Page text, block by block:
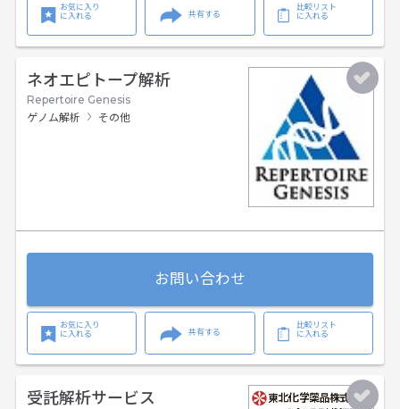
お気に入り
に入れる
共有する
比較リスト
に入れる
ネオエピトープ解析
Repertoire Genesis
ゲノム解析
その他
お問い合わせ
お気に入り
に入れる
共有する
比較リスト
に入れる
受託解析サービス